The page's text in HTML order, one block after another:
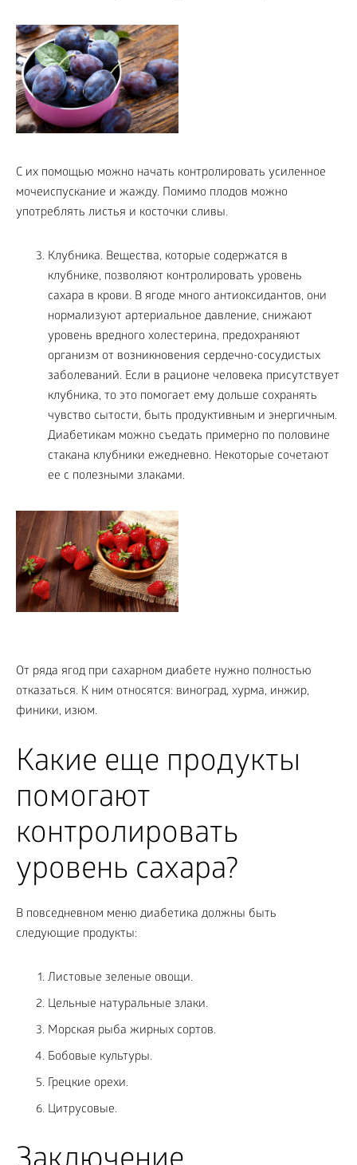
С их помощью можно начать контролировать усиленное
мочеиспускание и жажду. Помимо плодов можно
употреблять листья и косточки сливы.
Клубника. Вещества, которые содержатся в
клубнике, позволяют контролировать уровень
сахара в крови. В ягоде много антиоксидантов, они
нормализуют артериальное давление, снижают
уровень вредного холестерина, предохраняют
организм от возникновения сердечно-сосудистых
заболеваний. Если в рационе человека присутствует
клубника, то это помогает ему дольше сохранять
чувство сытости, быть продуктивным и энергичным.
Диабетикам можно съедать примерно по половине
стакана клубники ежедневно. Некоторые сочетают
ее с полезными злаками.
От ряда ягод при сахарном диабете нужно полностью
отказаться. К ним относятся: виноград, хурма, инжир,
финики, изюм.
Какие еще продукты
помогают
контролировать
уровень сахара?
В повседневном меню диабетика должны быть
следующие продукты:
Листовые зеленые овощи.
Цельные натуральные злаки.
Морская рыба жирных сортов.
Бобовые культуры.
Грецкие орехи.
Цитрусовые.